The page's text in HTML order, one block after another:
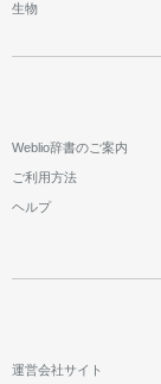
生物
Weblio辞書のご案内
ご利用方法
ヘルプ
運営会社サイト